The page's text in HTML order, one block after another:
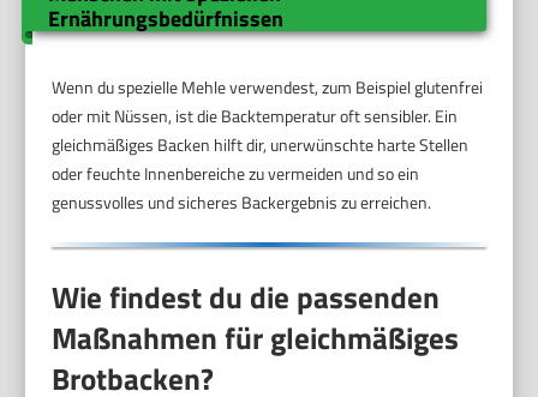
Ernährungsbedürfnissen
Wenn du spezielle Mehle verwendest, zum Beispiel glutenfrei
oder mit Nüssen, ist die Backtemperatur oft sensibler. Ein
gleichmäßiges Backen hilft dir, unerwünschte harte Stellen
oder feuchte Innenbereiche zu vermeiden und so ein
genussvolles und sicheres Backergebnis zu erreichen.
Wie findest du die passenden
Maßnahmen für gleichmäßiges
Brotbacken?